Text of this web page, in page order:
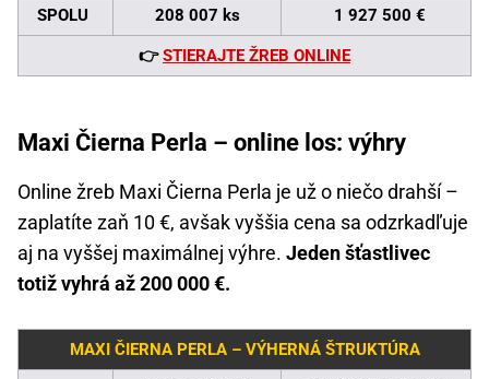
SPOLU 208 007 ks 1 927 500 €
👉STIERAJTE ŽREB ONLINE
Maxi Čierna Perla – online los: výhry
Online žreb Maxi Čierna Perla je už o niečo drahší –
zaplatíte zaň 10 €, avšak vyššia cena sa odzrkadľuje
aj na vyššej maximálnej výhre. Jeden šťastlivec
totiž vyhrá až 200 000 €.
MAXI ČIERNA PERLA – VÝHERNÁ ŠTRUKTÚRA